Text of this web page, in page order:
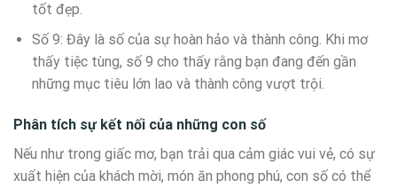
tốt đẹp.
Số 9: Đây là số của sự hoàn hảo và thành công. Khi mơ
thấy tiệc tùng, số 9 cho thấy rằng bạn đang đến gần
những mục tiêu lớn lao và thành công vượt trội.
Phân tích sự kết nối của những con số
Nếu như trong giấc mơ, bạn trải qua cảm giác vui vẻ, có sự
xuất hiện của khách mời, món ăn phong phú, con số có thể